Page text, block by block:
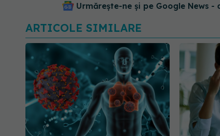
Urmărește-ne și pe Google News -
ARTICOLE SIMILARE